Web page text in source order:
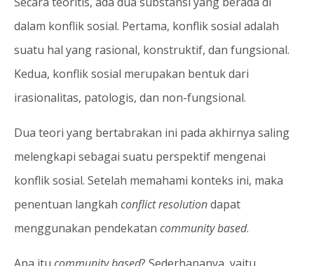
dalam konflik sosial. Pertama, konflik sosial adalah
suatu hal yang rasional, konstruktif, dan fungsional.
Kedua, konflik sosial merupakan bentuk dari
irasionalitas, patologis, dan non-fungsional.
Dua teori yang bertabrakan ini pada akhirnya saling
melengkapi sebagai suatu perspektif mengenai
konflik sosial. Setelah memahami konteks ini, maka
penentuan langkah conflict resolutiondapat
menggunakan pendekatan community based.